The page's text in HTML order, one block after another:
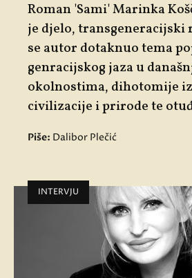
Roman 'Sami' Marinka
je djelo, transgeneracijski
se autor dotaknuo tema
genracijskog jaza u
okolnostima, dihotomije
civilizacije i prirode te
Piše: Dalibor Plečić
INTERVJU